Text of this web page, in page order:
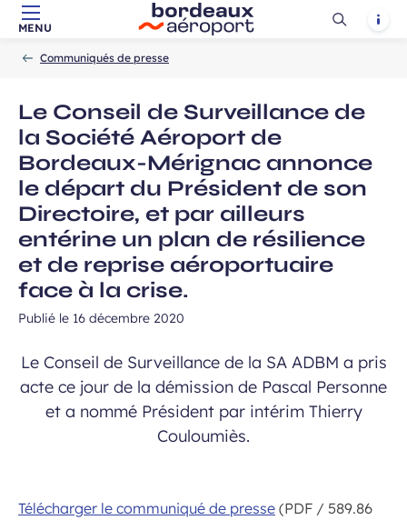
Aller au contenu principal
Aller à la navigation
Aller à la
MENU
Ouvrir
Communiqués de presse
Le Conseil de Surveillance de
la Société Aéroport de
Bordeaux-Mérignac annonce
le départ du Président de son
Directoire, et par ailleurs
entérine un plan de résilience
et de reprise aéroportuaire
face à la crise.
Publié le 16 décembre 2020
Le Conseil de Surveillance de la SA ADBM a pris
acte ce jour de la démission de Pascal Personne
et a nommé Président par intérim Thierry
Couloumiès.
Télécharger le communiqué de presse (PDF / 589.86